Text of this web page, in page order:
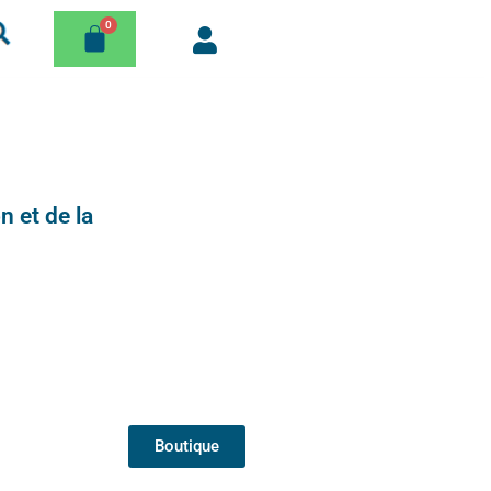
et de la
Boutique